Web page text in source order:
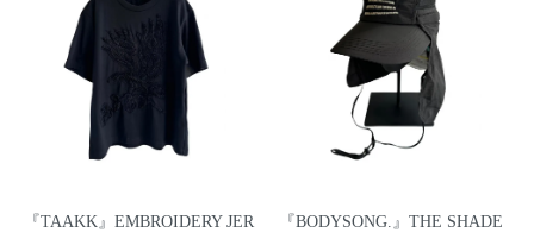
『TAAKK』EMBROIDERY JER
『BODYSONG.』THE SHADE